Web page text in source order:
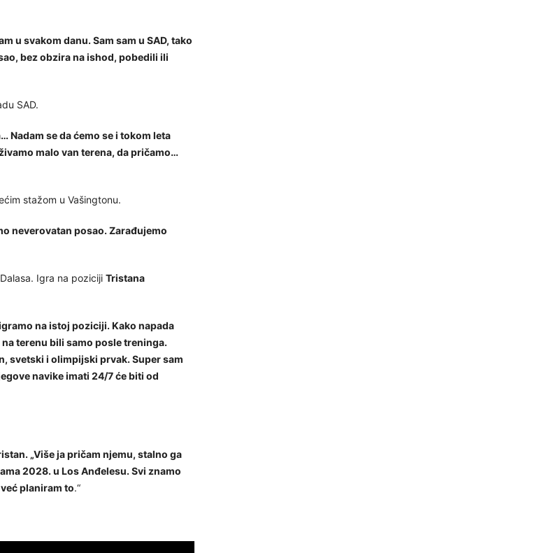
u svakom danu. Sam sam u SAD, tako
bez obzira na ishod, pobedili ili
SAD.
Nadam se da ćemo se i tokom leta
malo van terena, da pričamo…
stažom u Vašingtonu.
neverovatan posao. Zarađujemo
Igra na poziciji Tristana
na istoj poziciji. Kako napada
terenu bili samo posle treninga.
svetski i olimpijski prvak. Super sam
navike imati 24/7 će biti od
„Više ja pričam njemu, stalno ga
2028. u Los Anđelesu. Svi znamo
planiram to.“